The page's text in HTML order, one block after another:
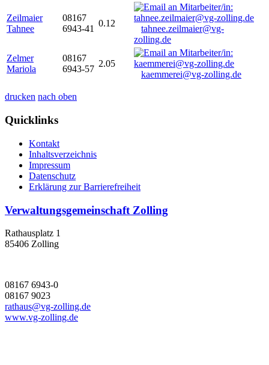
Zeilmaier
Tahnee
08167
6943-41
0.12
tahnee.zeilmaier@vg-
zolling.de
Zelmer
Mariola
08167
6943-57
2.05
kaemmerei@vg-zolling.de
drucken nach oben
Quicklinks
Kontakt
Inhaltsverzeichnis
Impressum
Datenschutz
Erklärung zur Barrierefreiheit
Verwaltungsgemeinschaft Zolling
Rathausplatz 1
85406 Zolling
08167 6943-0
08167 9023
rathaus@vg-zolling.de
www.vg-zolling.de